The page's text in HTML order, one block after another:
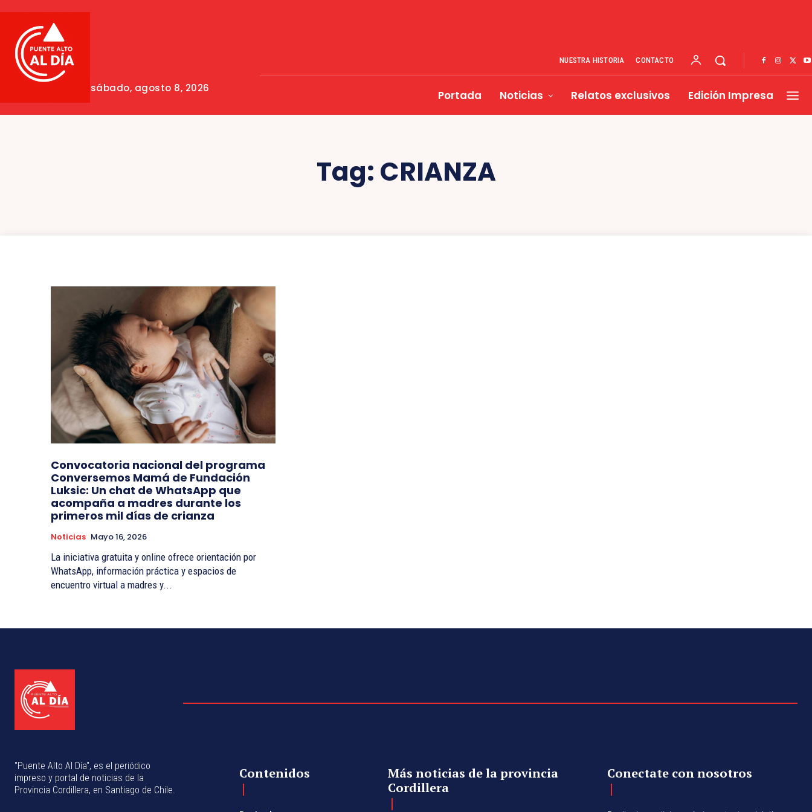
sábado, agosto 8, 2026
NUESTRA HISTORIA CONTACTO
Portada Noticias Relatos exclusivos Edición Impresa
Tag: CRIANZA
Convocatoria nacional del programa
Conversemos Mamá de Fundación
Luksic: Un chat de WhatsApp que
acompaña a madres durante los
primeros mil días de crianza
Noticias Mayo 16, 2026
La iniciativa gratuita y online ofrece orientación por
WhatsApp, información práctica y espacios de
encuentro virtual a madres y...
"Puente Alto Al Día", es el periódico
impreso y portal de noticias de la
Provincia Cordillera, en Santiago de Chile.
Contenidos
Más noticias de la provincia
Cordillera
Conectate con nosotros